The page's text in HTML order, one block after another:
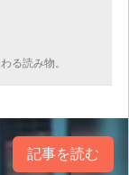
る読み物。
記事を読む